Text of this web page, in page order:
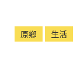
原鄉 生活